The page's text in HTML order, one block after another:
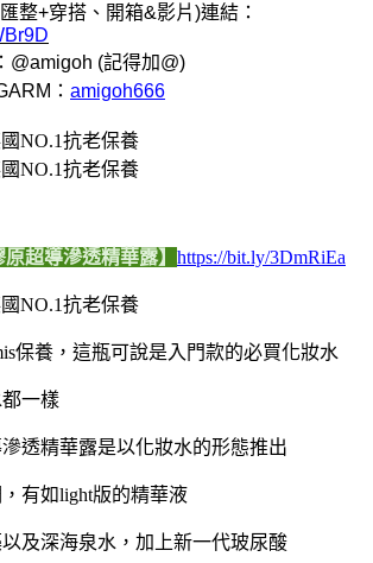
整+穿搭、開箱&影片)連結：
@amigoh (記得加@)
： amigoh666
超導滲透精華露】 https://bit.ly/3DmRiEa
保養，這瓶可說是入門款的必買化妝水
一樣
透精華露是以化妝水的形態推出
有如light版的精華液
及深海泉水，加上新一代玻尿酸